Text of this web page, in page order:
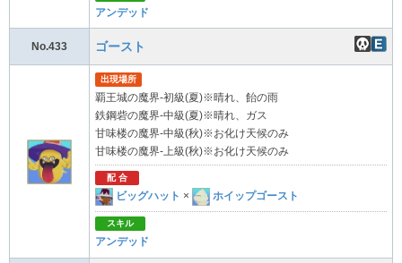
アンデッド
No.433 ゴースト
出現場所
覇王城の魔界-初級(夏)※晴れ、飴の雨
鉄鋼砦の魔界-中級(夏)※晴れ、ガス
甘味楼の魔界-中級(秋)※お化け天候のみ
甘味楼の魔界-上級(秋)※お化け天候のみ
配 合
ビッグハット × ホイップゴースト
スキル
アンデッド